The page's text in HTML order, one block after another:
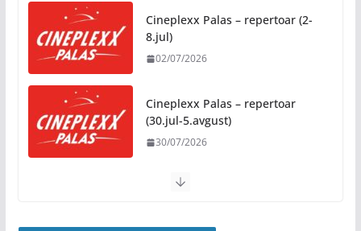
kod Pravnog fakulteta
31/07/2026
dobija prvu senzornu baštu u
Republici Srpskoj
05/08/2026
Cineplexx Palas – repertoar (2-
8.jul)
02/07/2026
Cineplexx Palas – repertoar
(30.jul-5.avgust)
30/07/2026